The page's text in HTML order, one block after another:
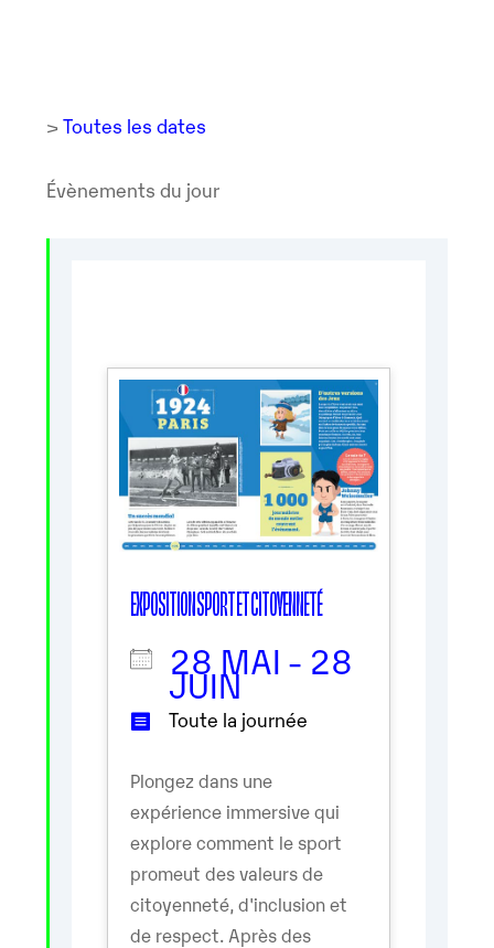
> Toutes les dates
Évènements du jour
EXPOSITION SPORT ET CITOYENNETÉ
28 MAI - 28
JUIN
Toute la journée
Plongez dans une
expérience immersive qui
explore comment le sport
promeut des valeurs de
citoyenneté, d'inclusion et
de respect. Après des